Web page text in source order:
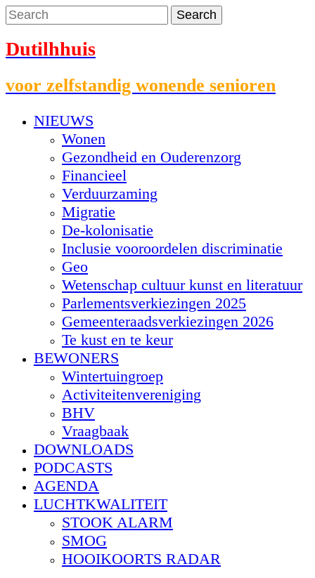
Dutilhhuis
voor zelfstandig wonende senioren
NIEUWS
Wonen
Gezondheid en Ouderenzorg
Financieel
Verduurzaming
Migratie
De-kolonisatie
Inclusie vooroordelen discriminatie
Geo
Wetenschap cultuur kunst en literatuur
Parlementsverkiezingen 2025
Gemeenteraadsverkiezingen 2026
Te kust en te keur
BEWONERS
Wintertuingroep
Activiteitenvereniging
BHV
Vraagbaak
DOWNLOADS
PODCASTS
AGENDA
LUCHTKWALITEIT
STOOK ALARM
SMOG
HOOIKOORTS RADAR